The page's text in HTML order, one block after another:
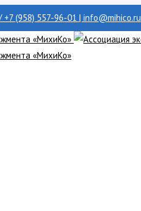
+7 (958) 557-96-01 | info@mihico.ru